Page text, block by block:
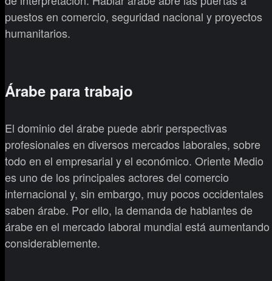
puestos en comercio, seguridad nacional y proyectos
humanitarios.
Árabe para trabajo
El dominio del árabe puede abrir perspectivas
profesionales en diversos mercados laborales, sobre
todo en el empresarial y el económico. Oriente Medio
es uno de los principales actores del comercio
internacional y, sin embargo, muy pocos occidentales
saben árabe. Por ello, la demanda de hablantes de
árabe en el mercado laboral mundial está aumentando
considerablemente.